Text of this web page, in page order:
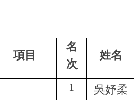
項目
名
次
姓名
1
吳妤柔